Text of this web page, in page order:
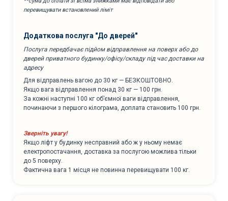
перевищувати встановлений ліміт
Додаткова послуга "До дверей"
Послуга передбачає підйом відправлення на поверх або до
дверей приватного будинку/офісу/складу під час доставки на
адресу
Для відправлень вагою до 30 кг — БЕЗКОШТОВНО.
Якщо вага відправлення понад 30 кг — 100 грн.
За кожні наступні 100 кг об’ємної ваги відправлення,
починаючи з першого кілограма, доплата становить 100 грн.
Зверніть увагу!
Якщо ліфт у будинку несправний або ж у ньому немає
електропостачання, доставка за послугою можлива тільки
до 5 поверху.
Фактична вага 1 місця не повинна перевищувати 100 кг.